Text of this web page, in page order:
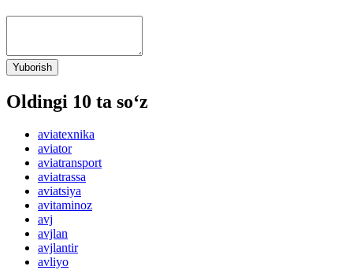
Yuborish
Oldingi 10 ta so‘z
aviatexnika
aviator
aviatransport
aviatrassa
aviatsiya
avitaminoz
avj
avjlan
avjlantir
avliyo